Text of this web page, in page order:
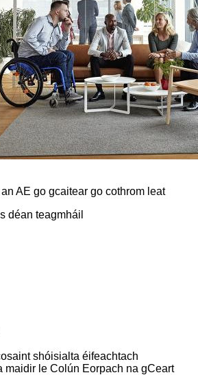
AE go gcaitear go cothrom leat
déan teagmháil
shóisialta éifeachtach
maidir le Colún Eorpach na gCeart